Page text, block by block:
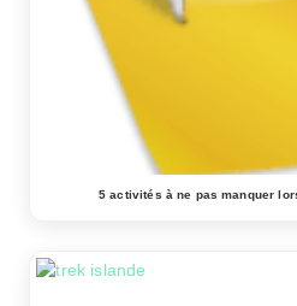
5 activités à ne pas manquer